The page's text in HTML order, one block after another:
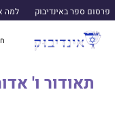
פרסום ספר באינדיבוק למה
תאודור ו'